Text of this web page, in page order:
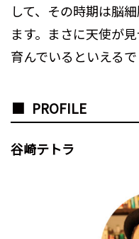
して、その時期は脳
ます。まさに天使が
育んでいるといえるで
PROFILE
谷崎テトラ